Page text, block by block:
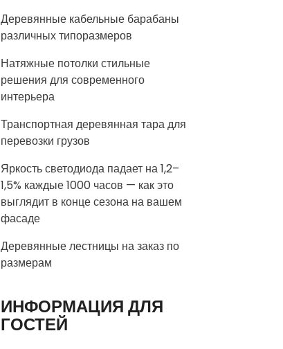
Деревянные кабельные барабаны
различных типоразмеров
Натяжные потолки стильные
решения для современного
интерьера
Транспортная деревянная тара для
перевозки грузов
Яркость светодиода падает на 1,2–
1,5% каждые 1000 часов — как это
выглядит в конце сезона на вашем
фасаде
Деревянные лестницы на заказ по
размерам
ИНФОРМАЦИЯ ДЛЯ
ГОСТЕЙ